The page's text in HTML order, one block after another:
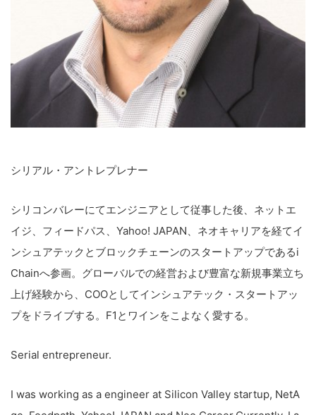
シリアル・アントレプレナー
シリコンバレーにてエンジニアとして従事した後、ネットエ
イジ、フィードパス、Yahoo! JAPAN、ネオキャリアを経てイ
ンシュアテックとブロックチェーンのスタートアップであるi
Chainへ参画。グローバルでの経営および豊富な新規事業立ち
上げ経験から、COOとしてインシュアテック・スタートアッ
プをドライブする。F1とワインをこよなく愛する。
Serial entrepreneur.
I was working as a engineer at Silicon Valley startup, NetA